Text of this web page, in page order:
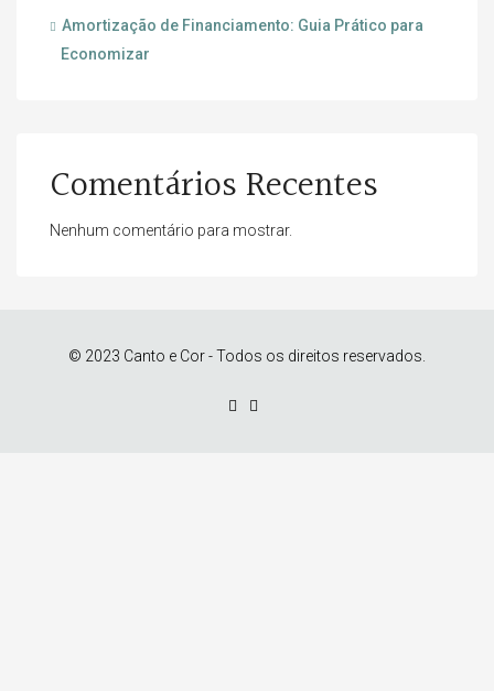
Amortização de Financiamento: Guia Prático para
Economizar
Comentários Recentes
Nenhum comentário para mostrar.
© 2023 Canto e Cor - Todos os direitos reservados.